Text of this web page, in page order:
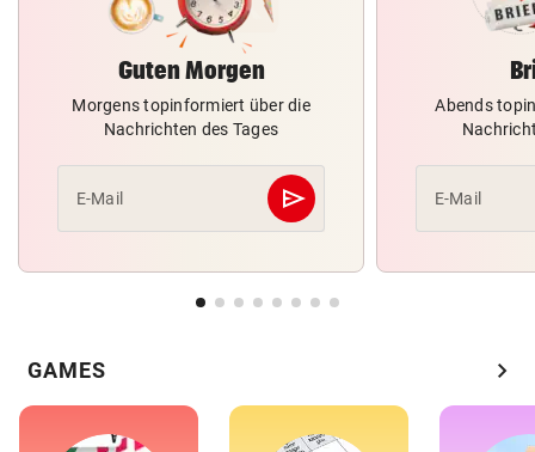
Guten Morgen
Morgens topinformiert über die
Nachrichten des Tages
E-Mail send
Abschicken
Abends
E-Mail
GAMES chevron_right